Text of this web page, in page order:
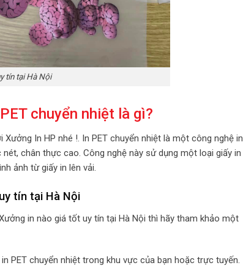
tín tại Hà Nội
chuyển nhiệt là gì?
In HP nhé !. In PET chuyển nhiệt là một công nghệ in
chân thực cao. Công nghệ này sử dụng một loại giấy in
ảnh từ giấy in lên vải.
tín tại Hà Nội
in nào giá tốt uy tín tại Hà Nội thì hãy tham khảo một
PET chuyển nhiệt trong khu vực của bạn hoặc trực tuyến.